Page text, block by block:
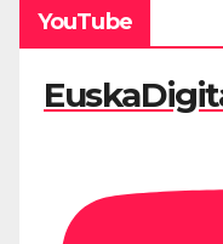
YouTube